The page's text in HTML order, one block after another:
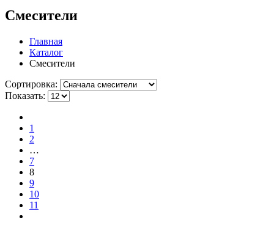
Смесители
Главная
Каталог
Смесители
Cортировка:
Показать:
1
2
…
7
8
9
10
11